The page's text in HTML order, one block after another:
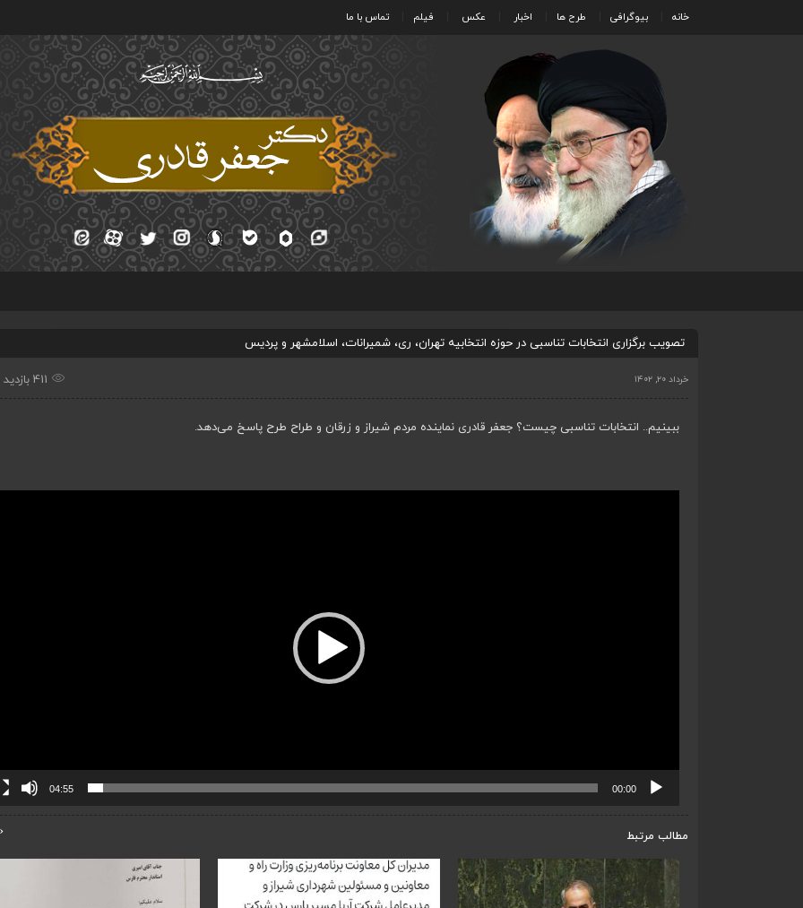
خانه بیوگرافی طرح ها اخبار عکس فیلم تماس با ما
تصویب برگزاری انتخابات تناسبی در حوزه انتخابیه تهران، ری، شمیرانات، اسلامشهر و پردیس
خرداد ۲۰, ۱۴۰۲ 411 بازدید
ببینیم.. انتخابات تناسبی چیست؟ جعفر قادری نماینده مردم شیراز و زرقان و طراح طرح پاسخ می‌دهد.
00:00
04:55
مطالب مرتبط ‹